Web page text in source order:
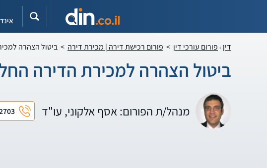
דין פורום עורכי דין > פורום רכישת דירה | מכירת דירה > ביטול הצהרה
ביטול הצהרה למכירת הדירה
מנהל/ת הפורום: אסף אלקוני, עו"ד